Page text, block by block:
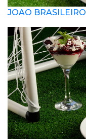
JOAO BRASILEIRO